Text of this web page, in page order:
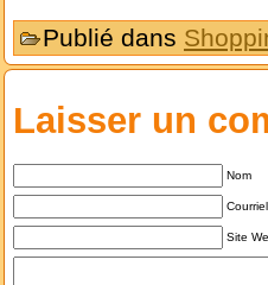
Publié dans
Laisser un
Nom
Site